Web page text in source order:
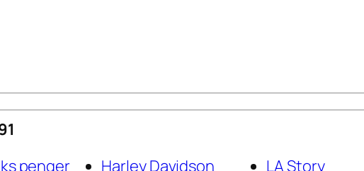
penger
Harley Davidson
LA Story